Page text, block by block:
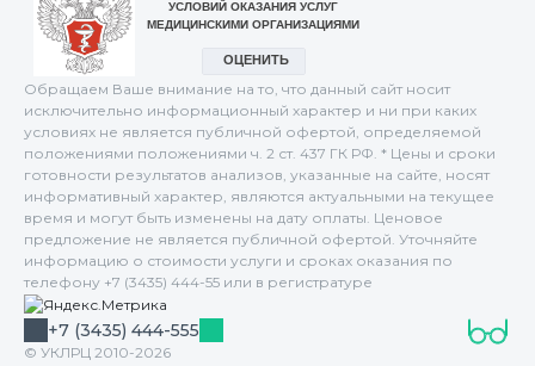
Обращаем Ваше внимание на то, что данный сайт носит
исключительно информационный характер и ни при каких
условиях не является публичной офертой, определяемой
положениями положениями ч. 2 ст. 437 ГК РФ. * Цены и сроки
готовности результатов анализов, указанные на сайте, носят
информативный характер, являются актуальными на текущее
время и могут быть изменены на дату оплаты. Ценовое
предложение не является публичной офертой. Уточняйте
информацию о стоимости услуги и сроках оказания по
телефону +7 (3435) 444-55 или в регистратуре
+7 (3435) 444-555
© УКЛРЦ 2010-2026